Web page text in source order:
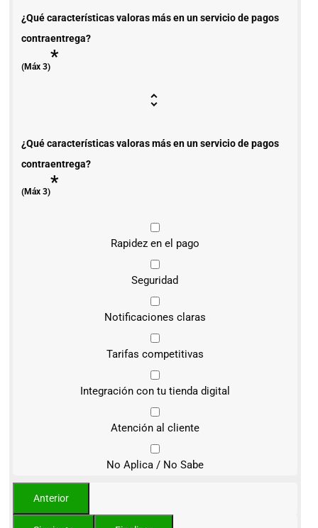
¿Qué características valoras más en un servicio de pagos
contraentrega?
(Máx 3)*
¿Qué características valoras más en un servicio de pagos
contraentrega?
(Máx 3)*
Rapidez en el pago
Seguridad
Notificaciones claras
Tarifas competitivas
Integración con tu tienda digital
Atención al cliente
No Aplica / No Sabe